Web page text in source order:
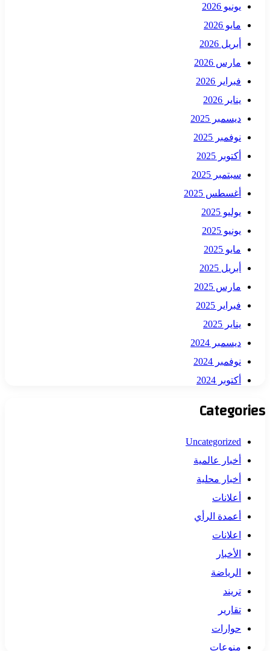
يونيو 2026
مايو 2026
أبريل 2026
مارس 2026
فبراير 2026
يناير 2026
ديسمبر 2025
نوفمبر 2025
أكتوبر 2025
سبتمبر 2025
أغسطس 2025
يوليو 2025
يونيو 2025
مايو 2025
أبريل 2025
مارس 2025
فبراير 2025
يناير 2025
ديسمبر 2024
نوفمبر 2024
أكتوبر 2024
Categories
Uncategorized
أخبار عالمية
أخبار محلية
أعلانات
أعمدة الرأي
اعلانات
الأخبار
الرياضة
تريند
تقارير
حوارات
منوعات